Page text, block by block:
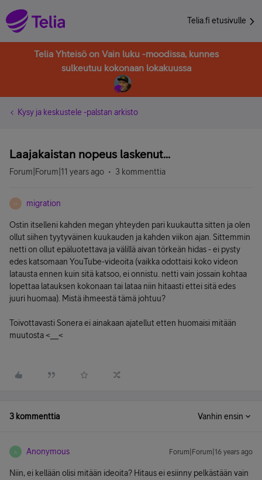
Telia.fi etusivulle
Telia Yhteisö on Vain luku -moodissa, kunnes
sulkeutuu kokonaan lokakuussa
Kysy ja keskustele -palstan arkisto
Laajakaistan nopeus laskenut...
Forum|Forum|11 years ago 3 kommenttia
M migration
Ostin itselleni kahden megan yhteyden pari kuukautta sitten ja olen
ollut siihen tyytyväinen kuukauden ja kahden viikon ajan. Sittemmin
netti on ollut epäluotettava ja välillä aivan törkeän hidas - ei pysty
edes katsomaan YouTube-videoita (vaikka odottaisi koko videon
latausta ennen kuin sitä katsoo, ei onnistu. netti vain jossain kohtaa
lopettaa latauksen kokonaan tai lataa niin hitaasti ettei sitä edes
juuri huomaa). Mistä ihmeestä tämä johtuu?
Toivottavasti Sonera ei ainakaan ajatellut etten huomaisi mitään
muutosta <__<
3 kommenttia Vanhin ensin
A Anonymous Forum|Forum|16 years ago
Niin, ei kellään olisi mitään ideoita? Hitaus ei esiinny pelkästään vain